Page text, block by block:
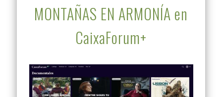
MONTAÑAS EN ARMONÍA en
CaixaForum+